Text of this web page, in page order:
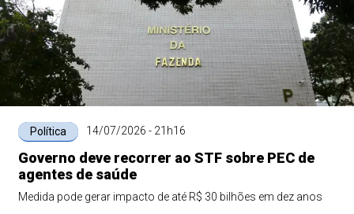
Política 14/07/2026 - 21h16
Governo deve recorrer ao STF sobre PEC de
agentes de saúde
Medida pode gerar impacto de até R$ 30 bilhões em dez anos